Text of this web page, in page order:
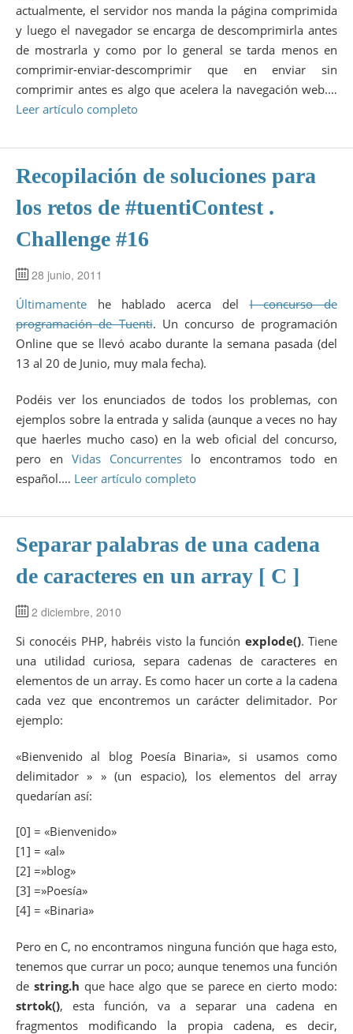
actualmente, el servidor nos manda la página comprimida
y luego el navegador se encarga de descomprimirla antes
de mostrarla y como por lo general se tarda menos en
comprimir-enviar-descomprimir que en enviar sin
comprimir antes es algo que acelera la navegación web.…
Leer artículo completo
Recopilación de soluciones para
los retos de #tuentiContest .
Challenge #16
28 junio, 2011
Últimamente he hablado acerca delI concurso de
programación de Tuenti. Un concurso de programación
Online que se llevó acabo durante la semana pasada (del
13 al 20 de Junio, muy mala fecha).
Podéis ver los enunciados de todos los problemas, con
ejemplos sobre la entrada y salida (aunque a veces no hay
que haerles mucho caso) en la web oficial del concurso,
pero en Vidas Concurrentes lo encontramos todo en
español.… Leer artículo completo
Separar palabras de una cadena
de caracteres en un array [ C ]
2 diciembre, 2010
Si conocéis PHP, habréis visto la función explode(). Tiene
una utilidad curiosa, separa cadenas de caracteres en
elementos de un array. Es como hacer un corte a la cadena
cada vez que encontremos un carácter delimitador. Por
ejemplo:
«Bienvenido al blog Poesía Binaria», si usamos como
delimitador » » (un espacio), los elementos del array
quedarían así:
[0] = «Bienvenido»
[1] = «al»
[2] =»blog»
[3] =»Poesía»
[4] = «Binaria»
Pero en C, no encontramos ninguna función que haga esto,
tenemos que currar un poco; aunque tenemos una función
de string.h que hace algo que se parece en cierto modo:
strtok(), esta función, va a separar una cadena en
fragmentos modificando la propia cadena, es decir,